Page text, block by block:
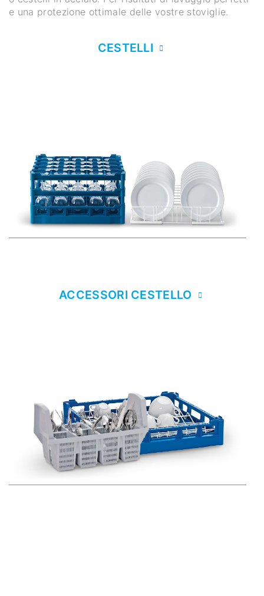
e una protezione ottimale delle vostre stoviglie.
CESTELLI
ACCESSORI CESTELLO